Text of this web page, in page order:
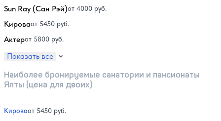
Sun Ray (Сан Рэй)от 4000 руб.
Кироваот 5450 руб.
Актерот 5800 руб.
Показать все
Наиболее бронируемые санатории и пансионаты
Ялты (цена для двоих)
Кироваот 5450 руб.